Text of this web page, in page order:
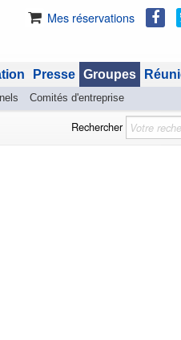
Mes réservations
Groupes
Comités d'entreprise
Presse
Rechercher